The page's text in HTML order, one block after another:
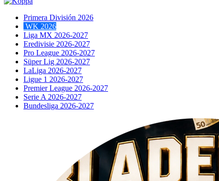
Primera División 2026
WK 2026
Liga MX 2026-2027
Eredivisie 2026-2027
Pro League 2026-2027
Süper Lig 2026-2027
LaLiga 2026-2027
Ligue 1 2026-2027
Premier League 2026-2027
Serie A 2026-2027
Bundesliga 2026-2027